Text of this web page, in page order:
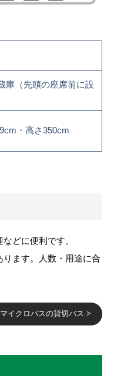
庫（先頭の座席前に設
・高さ350cm
どに便利です。
ます。人数・用途に合
イクロバスの貸切バス >